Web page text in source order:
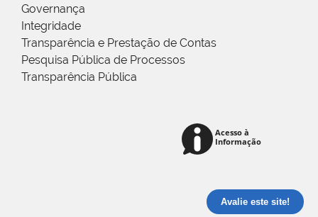
Governança
Integridade
Transparência e Prestação de Contas
Pesquisa Pública de Processos
Transparência Pública
Avalie este site!